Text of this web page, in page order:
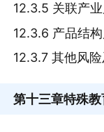
12.3.5 关联产
12.3.6 产品结
12.3.7 其他风
第十三章特殊